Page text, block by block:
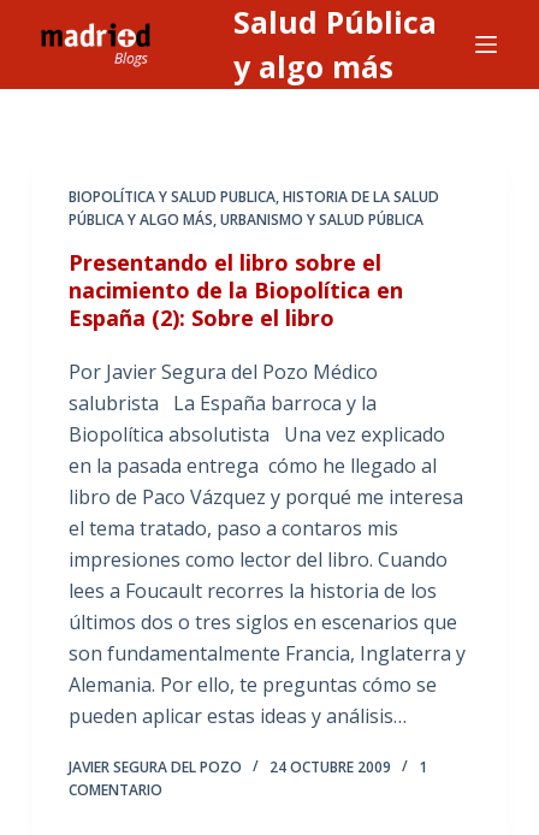
l
Salud Pública
y algo más
BIOPOLÍTICA Y SALUD PUBLICA,HISTORIA DE LA SALUD
PÚBLICA Y ALGO MÁS,URBANISMO Y SALUD PÚBLICA
Presentando el libro sobre el
nacimiento de la Biopolítica en
España (2): Sobre el libro
Por Javier Segura del Pozo Médico
salubrista La España barroca y la
Biopolítica absolutista Una vez explicado
en la pasada entrega cómo he llegado al
libro de Paco Vázquez y porqué me interesa
el tema tratado, paso a contaros mis
impresiones como lector del libro. Cuando
lees a Foucault recorres la historia de los
últimos dos o tres siglos en escenarios que
son fundamentalmente Francia, Inglaterra y
Alemania. Por ello, te preguntas cómo se
pueden aplicar estas ideas y análisis…
JAVIER SEGURA DEL POZO 24 OCTUBRE 2009
1
COMENTARIO